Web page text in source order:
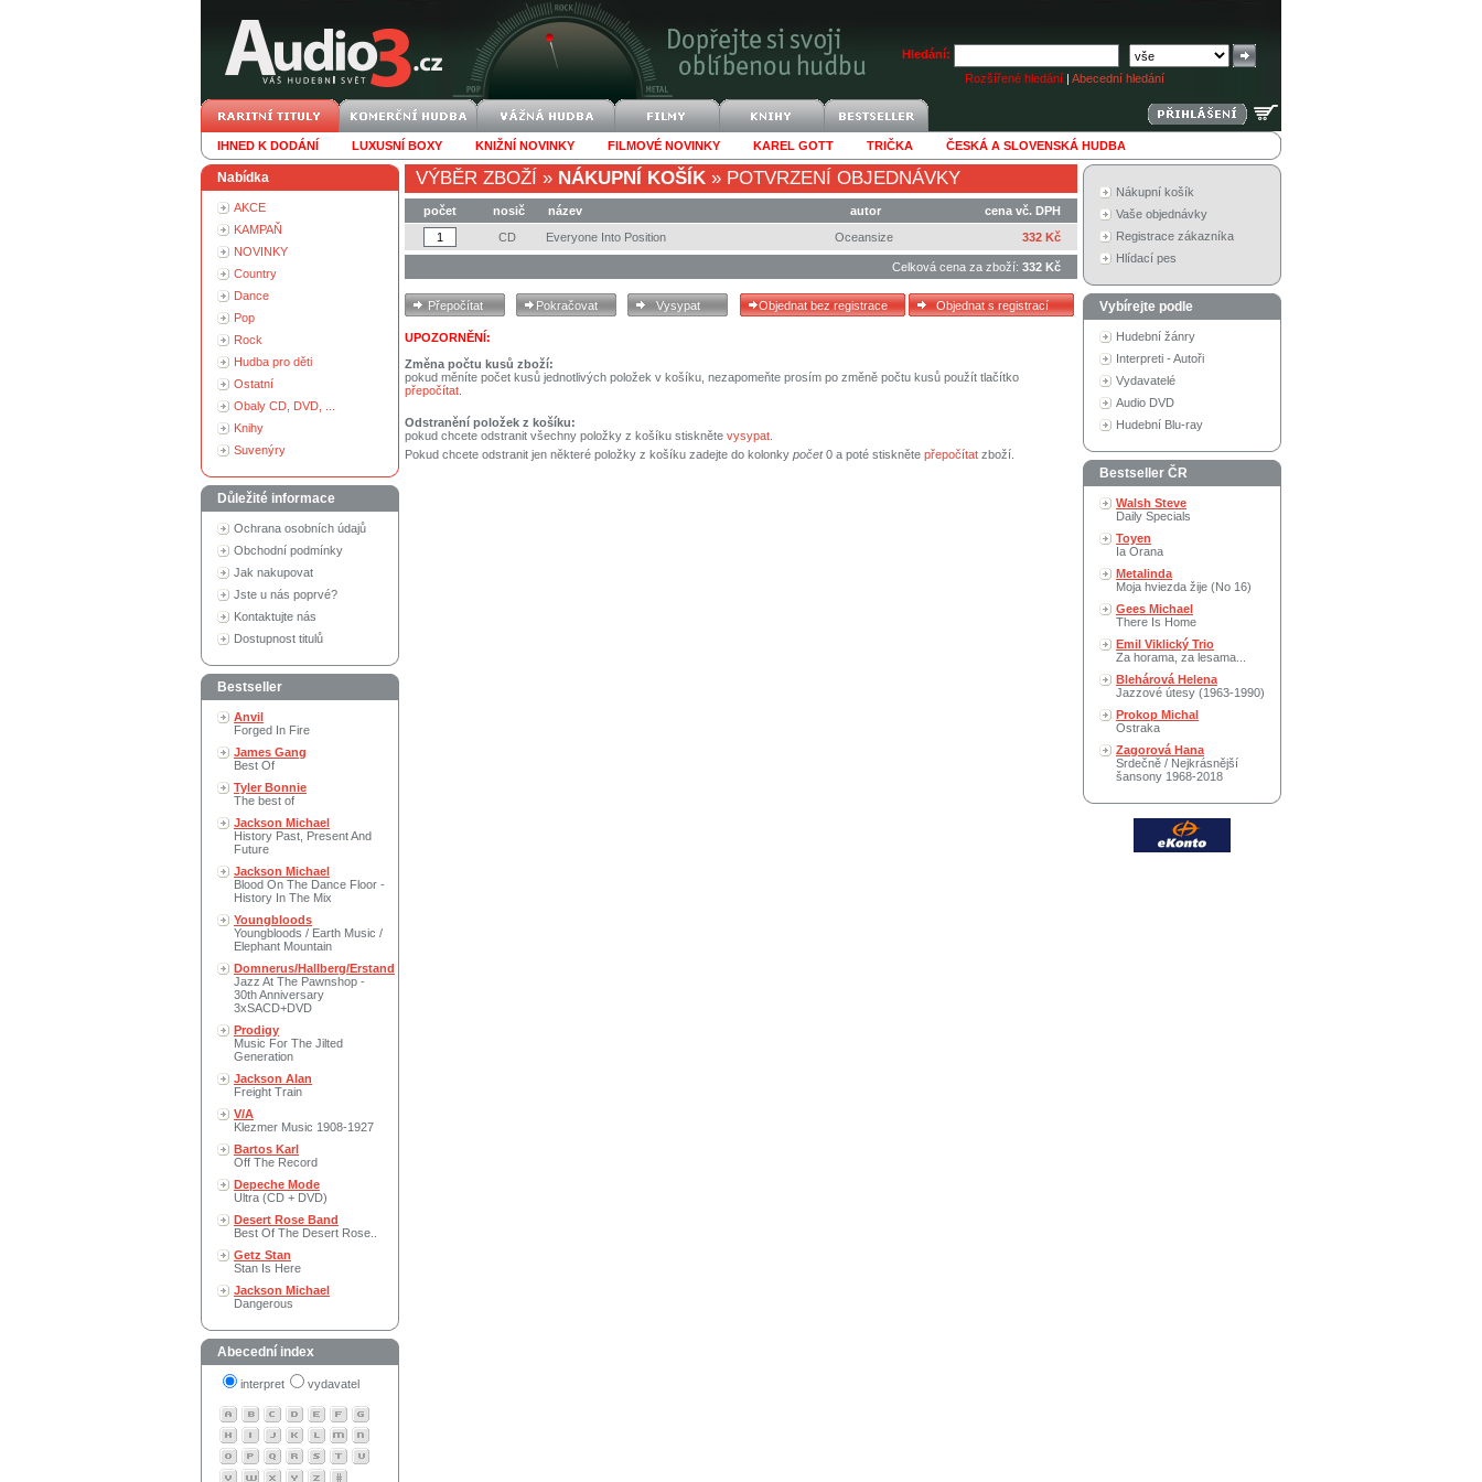
Hledání:
Rozšířené hledání | Abecední hledání
IHNED K DODÁNÍ LUXUSNÍ BOXY KNIŽNÍ NOVINKY FILMOVÉ NOVINKY KAREL GOTT TRIČKA ČESKÁ A SLOVENSKÁ HUDBA
Nabídka
AKCE
KAMPAŇ
NOVINKY
Country
Dance
Pop
Rock
Hudba pro děti
Ostatní
Obaly CD, DVD, ...
Knihy
Suvenýry
Důležité informace
Ochrana osobních údajů
Obchodní podmínky
Jak nakupovat
Jste u nás poprvé?
Kontaktujte nás
Dostupnost titulů
Bestseller
Anvil
Forged In Fire
James Gang
Best Of
Tyler Bonnie
The best of
Jackson Michael
History Past, Present And
Future
Jackson Michael
Blood On The Dance Floor -
History In The Mix
Youngbloods
Youngbloods / Earth Music /
Elephant Mountain
Domnerus/Hallberg/Erstand
Jazz At The Pawnshop -
30th Anniversary
3xSACD+DVD
Prodigy
Music For The Jilted
Generation
Jackson Alan
Freight Train
V/A
Klezmer Music 1908-1927
Bartos Karl
Off The Record
Depeche Mode
Ultra (CD + DVD)
Desert Rose Band
Best Of The Desert Rose..
Getz Stan
Stan Is Here
Jackson Michael
Dangerous
Abecední index
interpret vydavatel
VÝBĚR ZBOŽÍ » NÁKUPNÍ KOŠÍK » POTVRZENÍ OBJEDNÁVKY
počet nosič název autor
cena vč. DPH
CD
Everyone Into Position Oceansize 332 Kč
Celková cena za zboží: 332 Kč
UPOZORNĚNÍ:
Změna počtu kusů zboží:
pokud měníte počet kusů jednotlivých položek v košíku, nezapomeňte prosím po změně počtu kusů použít tlačítko
přepočítat
Odstranění položek z košíku:
pokud chcete odstranit všechny položky z košíku stiskněte vysypat
Pokud chcete odstranit jen některé položky z košíku zadejte do kolonky počet0 a poté stiskněte přepočítat zboží.
Nákupní košík
Vaše objednávky
Registrace zákazníka
Hlídací pes
Vybírejte podle
Hudební žánry
Interpreti - Autoři
Vydavatelé
Audio DVD
Hudební Blu-ray
Bestseller ČR
Walsh Steve
Daily Specials
Toyen
Ia Orana
Metalinda
Moja hviezda žije (No 16)
Gees Michael
There Is Home
Emil Viklický Trio
Za horama, za lesama...
Blehárová Helena
Jazzové útesy (1963-1990)
Prokop Michal
Ostraka
Zagorová Hana
Srdečně / Nejkrásnější
šansony 1968-2018